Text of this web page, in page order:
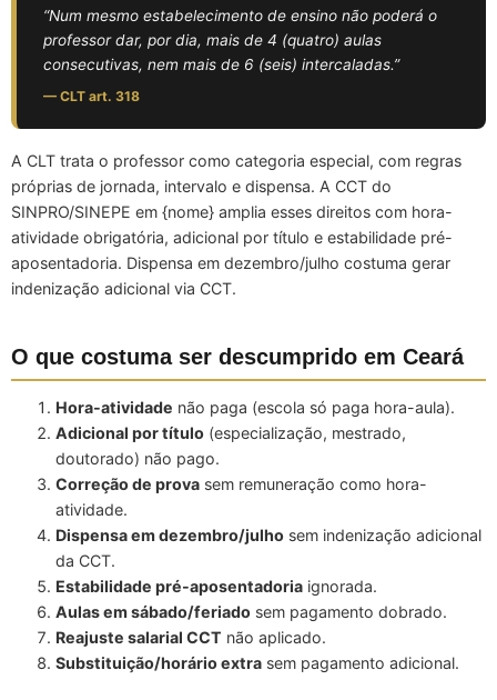
“Num mesmo estabelecimento de ensino não poderá o
professor dar, por dia, mais de 4 (quatro) aulas
consecutivas, nem mais de 6 (seis) intercaladas.”
— CLT art. 318
A CLT trata o professor como categoria especial, com regras
próprias de jornada, intervalo e dispensa. A CCT do
SINPRO/SINEPE em {nome} amplia esses direitos com hora-
atividade obrigatória, adicional por título e estabilidade pré-
aposentadoria. Dispensa em dezembro/julho costuma gerar
indenização adicional via CCT.
O que costuma ser descumprido em Ceará
Hora-atividade não paga (escola só paga hora-aula).
Adicional por título (especialização, mestrado,
doutorado) não pago.
Correção de prova sem remuneração como hora-
atividade.
Dispensa em dezembro/julho sem indenização adicional
da CCT.
Estabilidade pré-aposentadoria ignorada.
Aulas em sábado/feriado sem pagamento dobrado.
Reajuste salarial CCT não aplicado.
Substituição/horário extra sem pagamento adicional.